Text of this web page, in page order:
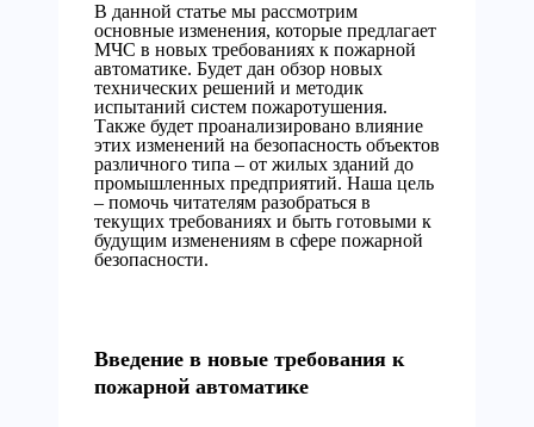
В данной статье мы рассмотрим
основные изменения, которые предлагает
МЧС в новых требованиях к пожарной
автоматике. Будет дан обзор новых
технических решений и методик
испытаний систем пожаротушения.
Также будет проанализировано влияние
этих изменений на безопасность объектов
различного типа – от жилых зданий до
промышленных предприятий. Наша цель
– помочь читателям разобраться в
текущих требованиях и быть готовыми к
будущим изменениям в сфере пожарной
безопасности.
Введение в новые требования к
пожарной автоматике